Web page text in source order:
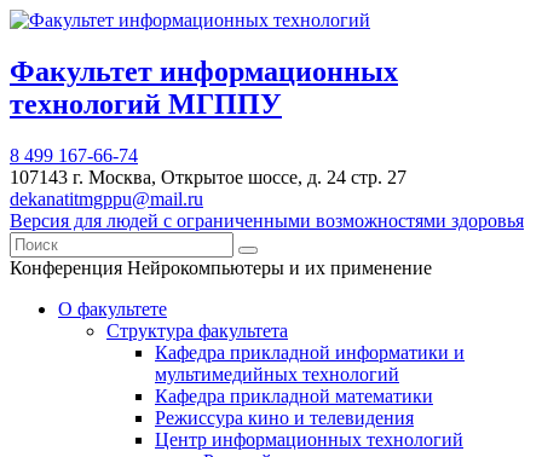
Факультет информационных
технологий МГППУ
8 499 167-66-74
107143 г. Москва, Открытое шоссе, д. 24 стр. 27
dekanatitmgppu@mail.ru
Версия для людей с ограниченными возможностями здоровья
Конференция Нейрокомпьютеры и их применение
О факультете
Структура факультета
Кафедра прикладной информатики и
мультимедийных технологий
Кафедра прикладной математики
Режиссура кино и телевидения
Центр информационных технологий